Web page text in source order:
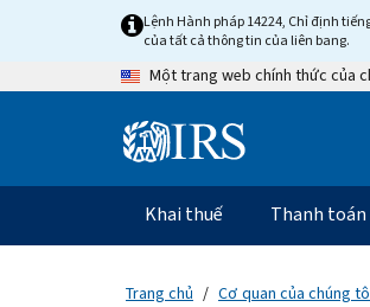
content
Lệnh Hành pháp 14224, Chỉ định
của tất cả thông tin của liên bang.
Một trang web chính thức của
Information
Điều
hướng
chính
Khai thuế Thanh toán
Trang chủ Cơ quan của chúng